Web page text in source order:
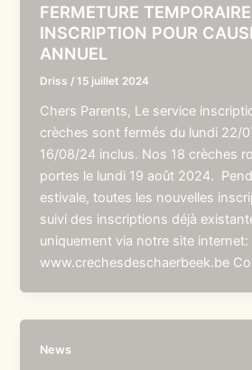
FERMETURE
INSCRIPTION POUR
ANNUEL
Driss /15 juillet 2024
Chers Parents, Le service
crèches sont fermés du lundi 22/
16/08/24 inclus. Nos 18 crèches
portes le lundi 19 août 2024.
estivale, toutes les nouvelles
suivi des inscriptions déjà
uniquement via notre site internet:
www.crechesdeschaerbeek.be
News